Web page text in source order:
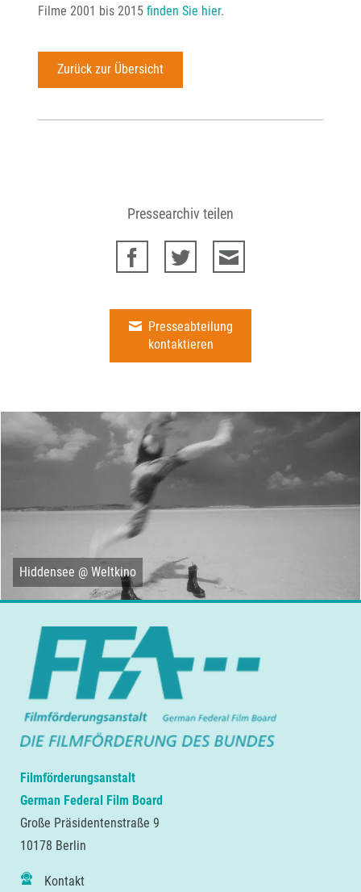
Filme 2001 bis 2015 finden Sie hier.
Zurück zur Übersicht
Pressearchiv teilen
Presseabteilung
kontaktieren
Hiddensee @ Weltkino
Filmförderungsanstalt
German Federal Film Board
Große Präsidentenstraße 9
10178 Berlin
Kontakt